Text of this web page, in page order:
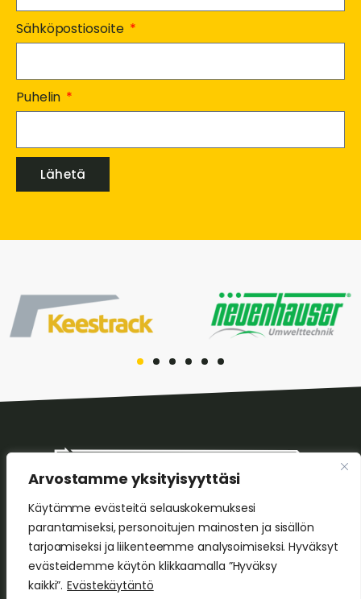
Arvostamme yksityisyyttäsi
Käytämme evästeitä selauskokemuksesi
parantamiseksi, personoitujen mainosten ja sisällön
tarjoamiseksi ja liikenteemme analysoimiseksi. Hyväksyt
evästeidemme käytön klikkaamalla ”Hyväksy
kaikki”. Evästekäytäntö
Sähköpostiosoite
Puhelin
Lähetä
HS Tekniikka Oy
Leikontie 8, 05820 Hyvinkää
Harri Sorvoja
p. 0400 642 147